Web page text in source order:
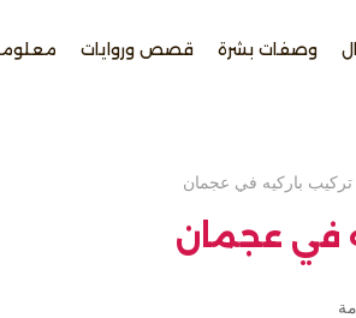
وصفات بشرة قصص وروايات
تركيب باركيه في عجمان
في عجمان